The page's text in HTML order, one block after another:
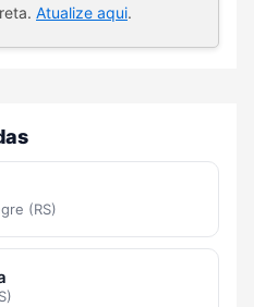
Atualize aqui.
(RS)